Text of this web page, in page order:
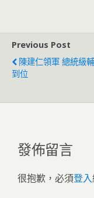
Previous Post
陳建仁領軍 總統級
到位
發佈留言
很抱歉，必須登入